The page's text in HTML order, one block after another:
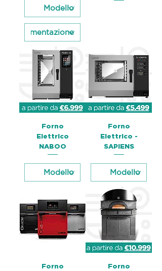
Forno
Elettrico -
SAPIENS
Forno
Elettrico
NABOO
Forno
Forno